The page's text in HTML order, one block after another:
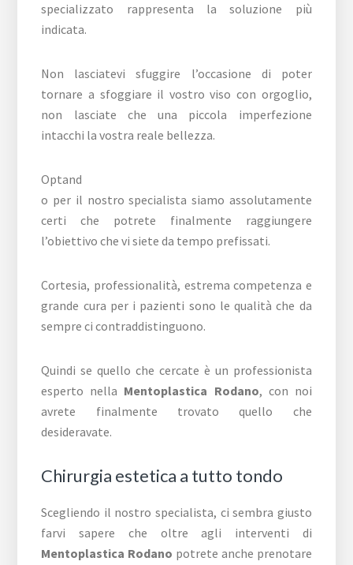
specializzato rappresenta la soluzione più
indicata.
Non lasciatevi sfuggire l’occasione di poter
tornare a sfoggiare il vostro viso con orgoglio,
non lasciate che una piccola imperfezione
intacchi la vostra reale bellezza.
Optand
o per il nostro specialista siamo assolutamente
certi che potrete finalmente raggiungere
l’obiettivo che vi siete da tempo prefissati.
Cortesia, professionalità, estrema competenza e
grande cura per i pazienti sono le qualità che da
sempre ci contraddistinguono.
Quindi se quello che cercate è un professionista
esperto nella Mentoplastica Rodano, con noi
avrete finalmente trovato quello che
desideravate.
Chirurgia estetica a tutto tondo
Scegliendo il nostro specialista, ci sembra giusto
farvi sapere che oltre agli interventi di
Mentoplastica Rodano potrete anche prenotare